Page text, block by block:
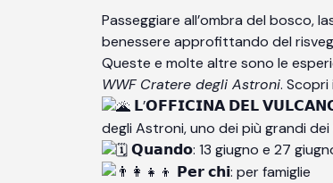
Passeggiare all’ombra del bosco,
benessere approfittando del
Queste e molte altre sono le
WWF Cratere degli Astroni.
𝗟’𝗢𝗙𝗙𝗜𝗖𝗜𝗡𝗔 𝗗𝗘𝗟 𝗩𝗨𝗟𝗖𝗔𝗡𝗢:
degli Astroni, uno dei più grandi
𝗤𝘂𝗮𝗻𝗱𝗼: 13 giugno e 27
𝗣𝗲𝗿 𝗰𝗵𝗶: per famiglie